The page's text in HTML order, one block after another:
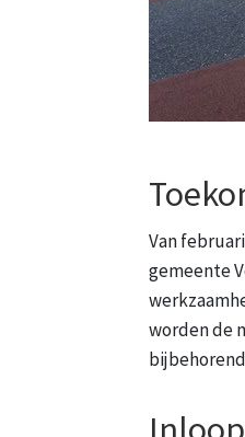
Van
gemeente
worden de